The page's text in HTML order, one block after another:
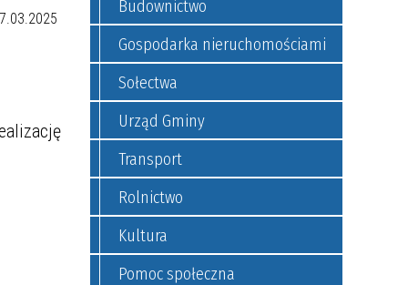
Budownictwo
Gospodarka nieruchomościami
Sołectwa
Urząd Gminy
Transport
Rolnictwo
Kultura
Pomoc społeczna